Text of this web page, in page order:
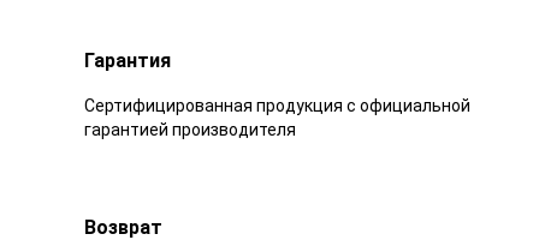
Гарантия
Сертифицированная продукция с официальной
гарантией производителя
Возврат